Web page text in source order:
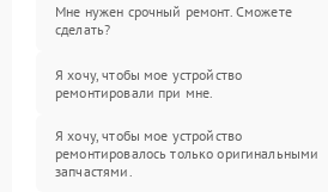
Мне нужен срочный ремонт. Сможете
сделать?
Я хочу, чтобы мое устройство
ремонтировали при мне.
Я хочу, чтобы мое устройство
ремонтировалось только оригинальными
запчастями.